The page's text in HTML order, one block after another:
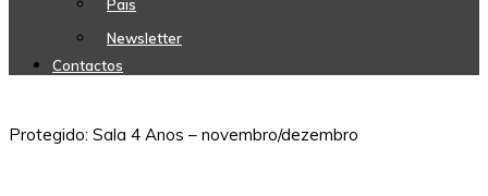
Pais
Newsletter
Contactos
Protegido: Sala 4 Anos – novembro/dezembro